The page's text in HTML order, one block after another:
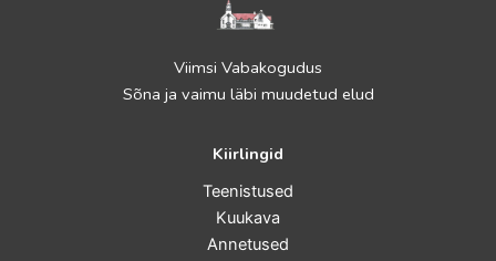
Viimsi Vabakogudus
Sõna ja vaimu läbi muudetud elud
Kiirlingid
Teenistused
Kuukava
Annetused